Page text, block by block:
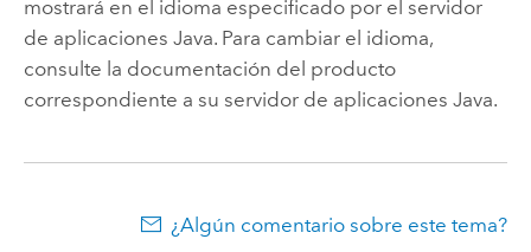
mostrará en el idioma especificado por el servidor
de aplicaciones Java. Para cambiar el idioma,
consulte la documentación del producto
correspondiente a su servidor de aplicaciones Java.
¿Algún comentario sobre este tema?